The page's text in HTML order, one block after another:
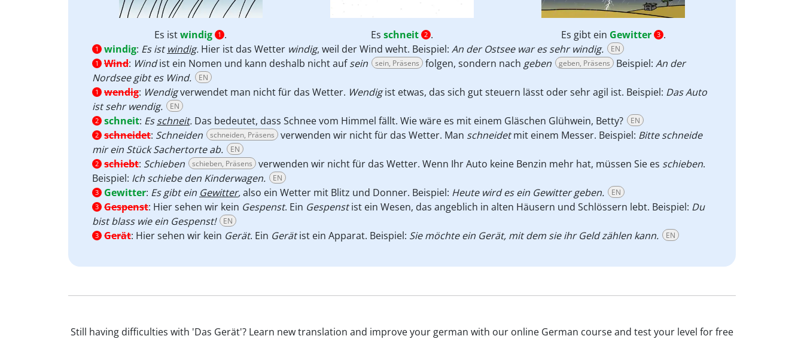
Es istwindig 1 . Es schneit 2 . Es gibt ein Gewitter 3 .
1 windig: Es istwindig. Hier ist das Wetter windig, weil der Wind weht. Beispiel: An der Ostsee war es sehr windig. EN
1 Wind: Windist ein Nomen und kann deshalb nicht aufsein sein, Präsens folgen, sondern nach geben geben, Präsens Beispiel: An der
Nordsee gibt es Wind.
EN
1 wendig: Wendigverwendet man nicht für das Wetter. Wendigist etwas, das sich gut steuern lässt oder sehr agil ist. Beispiel: Das Auto
ist sehr wendig.
EN
2 schneit: Esschneit. Das bedeutet, dass Schnee vom Himmel fällt. Wie wäre es mit einem Gläschen Glühwein, Betty? EN
2 schneidet: Schneiden schneiden, Präsens verwenden wir nicht für das Wetter. Man schneidetmit einem Messer. Beispiel: Bitte schneide
mir ein Stück Sachertorte ab.
EN
2 schiebt: Schieben schieben, Präsens verwenden wir nicht für das Wetter. Wenn Ihr Auto keine Benzin mehr hat, müssen Sie es schieben.
Beispiel: Ich schiebe den Kinderwagen. EN
3 Gewitter: Es gibt ein Gewitter,also ein Wetter mit Blitz und Donner. Beispiel: Heute wird es ein Gewitter geben. EN
3 Gespenst: Hier sehen wir kein Gespenst. Ein Gespenstist ein Wesen, das angeblich in alten Häusern und Schlössern lebt. Beispiel: Du
bist blass wie ein Gespenst!
EN
3 Gerät: Hier sehen wir kein Gerät. Ein Gerätist ein Apparat. Beispiel: Sie möchte ein Gerät, mit dem sie ihr Geld zählen kann. EN
Still having difficulties with 'Das Gerät'? Learn new translation and improve your german with our online German course and test your level for free